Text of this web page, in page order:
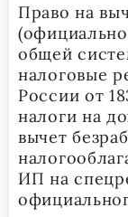
Право на
общей
налоговые
России от
налоги на
вычет
ИП на